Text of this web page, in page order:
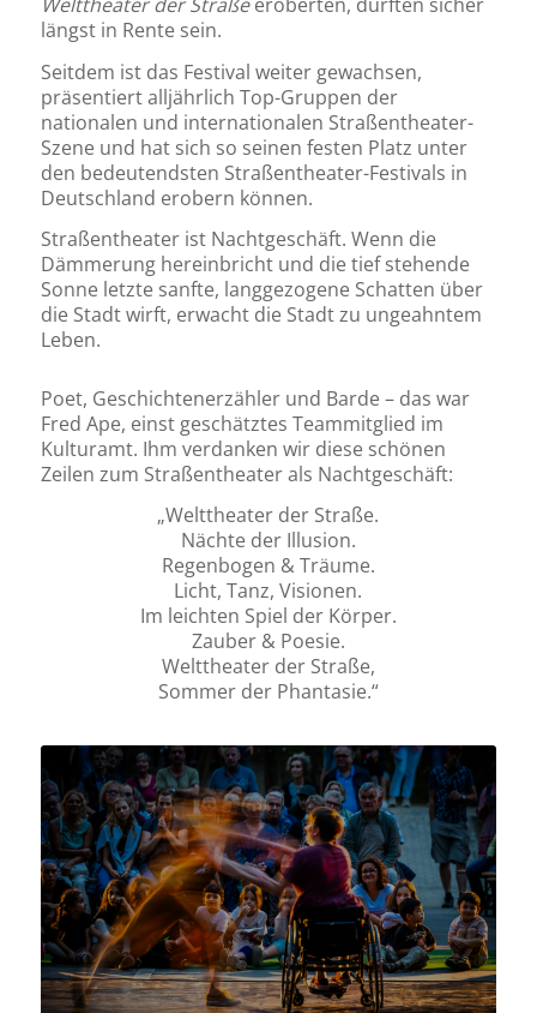
längst in Rente sein.
Seitdem ist das Festival weiter gewachsen,
präsentiert alljährlich Top-Gruppen der
nationalen und internationalen Straßentheater-
Szene und hat sich so seinen festen Platz unter
den bedeutendsten Straßentheater-Festivals in
Deutschland erobern können.
Straßentheater ist Nachtgeschäft. Wenn die
Dämmerung hereinbricht und die tief stehende
Sonne letzte sanfte, langgezogene Schatten über
die Stadt wirft, erwacht die Stadt zu ungeahntem
Leben.
Poet, Geschichtenerzähler und Barde – das war
Fred Ape, einst geschätztes Teammitglied im
Kulturamt. Ihm verdanken wir diese schönen
Zeilen zum Straßentheater als Nachtgeschäft:
„Welttheater der Straße.
Nächte der Illusion.
Regenbogen & Träume.
Licht, Tanz, Visionen.
Im leichten Spiel der Körper.
Zauber & Poesie.
Welttheater der Straße,
Sommer der Phantasie.“